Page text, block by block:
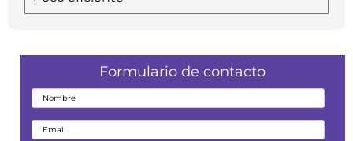
Formulario de contacto